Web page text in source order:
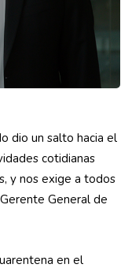
dio un salto hacia el
cotidianas
y nos exige a todos
General de
en el